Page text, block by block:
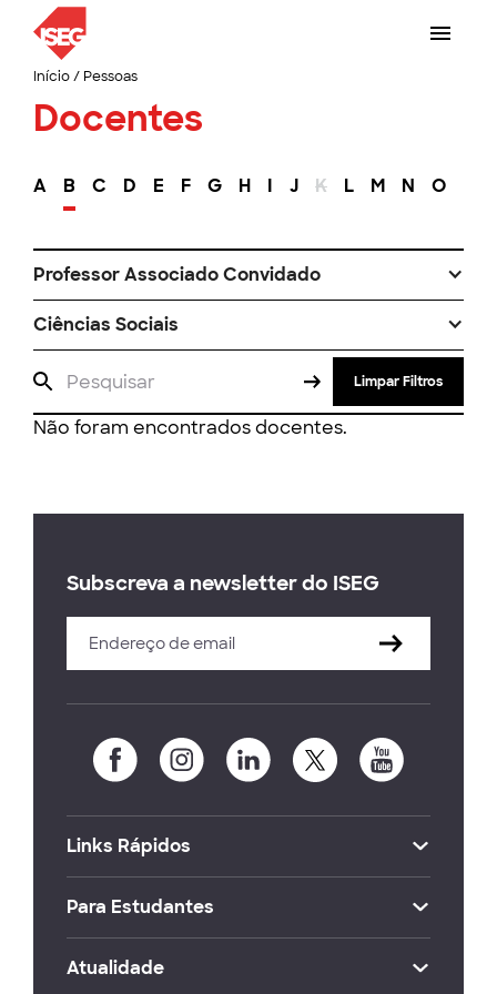
Início/ Pessoas
Docentes
A B C D E F G H I J K L M N O
Professor Associado Convidado
Ciências Sociais
Limpar Filtros
Não foram encontrados docentes.
Subscreva a newsletter do ISEG
Links Rápidos
Para Estudantes
Atualidade